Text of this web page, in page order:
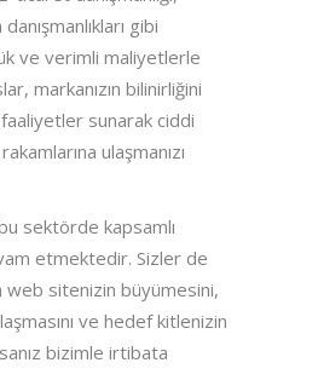
gibi
ve verimli maliyetlerle
markanızın bilinirliğini
faaliyetler sunarak ciddi
ulaşmanızı
sektörde kapsamlı
etmektedir. Sizler de
web sitenizin büyümesini,
ve hedef kitlenizin
bizimle irtibata